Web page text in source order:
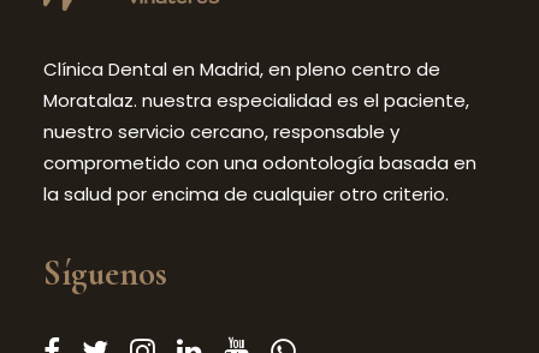
Clínica Dental en Madrid, en pleno centro de
Moratalaz. nuestra especialidad es el paciente,
nuestro servicio cercano, responsable y
comprometido con una odontología basada en
la salud por encima de cualquier otro criterio.
Síguenos